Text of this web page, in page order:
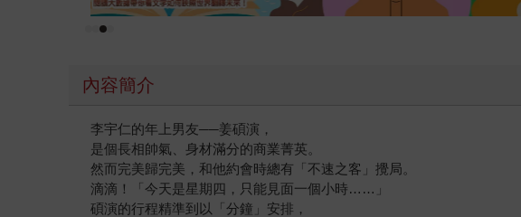
內容簡介
李宇仁的年上男友──姜碩演，
是個長相帥氣、身材滿分的商業菁英。
然而完美歸完美，和他約會時總有「不速之客」攪局。
滴滴！「今天是星期四，只能見面一個小時……」
碩演的行程精準到以「分鐘」安排，